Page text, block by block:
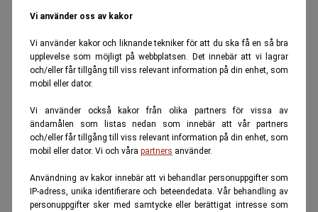
Vi använder oss av kakor
Vi använder kakor och liknande tekniker för att du ska få en så bra
upplevelse som möjligt på webbplatsen. Det innebär att vi lagrar
och/eller får tillgång till viss relevant information på din enhet, som
mobil eller dator.
Vi använder också kakor från olika partners för vissa av
ändamålen som listas nedan som innebär att vår partners
och/eller får tillgång till viss relevant information på din enhet, som
mobil eller dator. Vi och våra partners använder.
Användning av kakor innebär att vi behandlar personuppgifter som
IP-adress, unika identifierare och beteendedata. Vår behandling av
personuppgifter sker med samtycke eller berättigat intresse som